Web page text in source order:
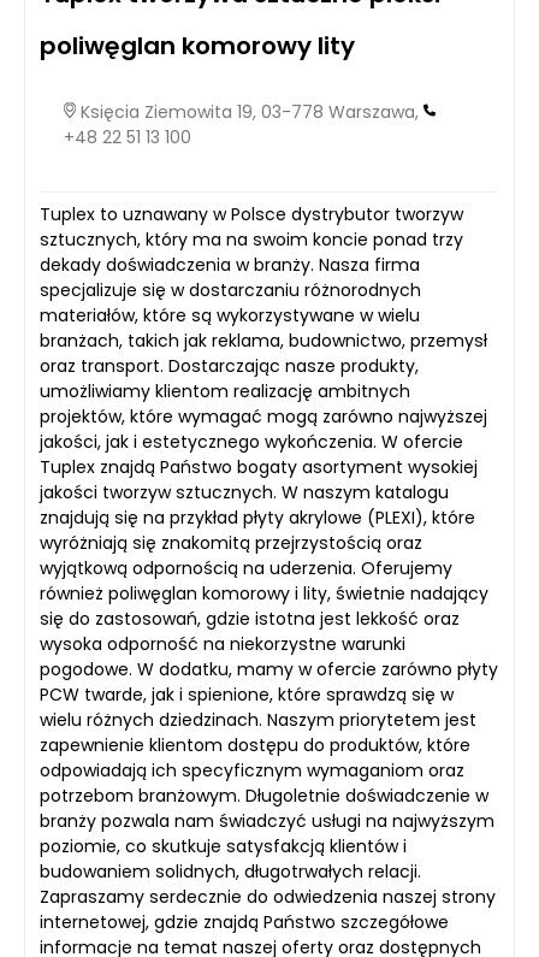
poliwęglan komorowy lity
Księcia Ziemowita 19, 03-778 Warszawa,
+48 22 51 13 100
Tuplex to uznawany w Polsce dystrybutor tworzyw
sztucznych, który ma na swoim koncie ponad trzy
dekady doświadczenia w branży. Nasza firma
specjalizuje się w dostarczaniu różnorodnych
materiałów, które są wykorzystywane w wielu
branżach, takich jak reklama, budownictwo, przemysł
oraz transport. Dostarczając nasze produkty,
umożliwiamy klientom realizację ambitnych
projektów, które wymagać mogą zarówno najwyższej
jakości, jak i estetycznego wykończenia. W ofercie
Tuplex znajdą Państwo bogaty asortyment wysokiej
jakości tworzyw sztucznych. W naszym katalogu
znajdują się na przykład płyty akrylowe (PLEXI), które
wyróżniają się znakomitą przejrzystością oraz
wyjątkową odpornością na uderzenia. Oferujemy
również poliwęglan komorowy i lity, świetnie nadający
się do zastosowań, gdzie istotna jest lekkość oraz
wysoka odporność na niekorzystne warunki
pogodowe. W dodatku, mamy w ofercie zarówno płyty
PCW twarde, jak i spienione, które sprawdzą się w
wielu różnych dziedzinach. Naszym priorytetem jest
zapewnienie klientom dostępu do produktów, które
odpowiadają ich specyficznym wymaganiom oraz
potrzebom branżowym. Długoletnie doświadczenie w
branży pozwala nam świadczyć usługi na najwyższym
poziomie, co skutkuje satysfakcją klientów i
budowaniem solidnych, długotrwałych relacji.
Zapraszamy serdecznie do odwiedzenia naszej strony
internetowej, gdzie znajdą Państwo szczegółowe
informacje na temat naszej oferty oraz dostępnych